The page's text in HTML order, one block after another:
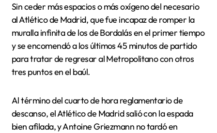
Sin ceder más espacios o más oxígeno del necesario
al Atlético de Madrid, que fue incapaz de romper la
muralla infinita de los de Bordalás en el primer tiempo
y se encomendó a los últimos 45 minutos de partido
para tratar de regresar al Metropolitano con otros
tres puntos en el baúl.
Al término del cuarto de hora reglamentario de
descanso, el Atlético de Madrid salió con la espada
bien afilada, y Antoine Griezmann no tardó en